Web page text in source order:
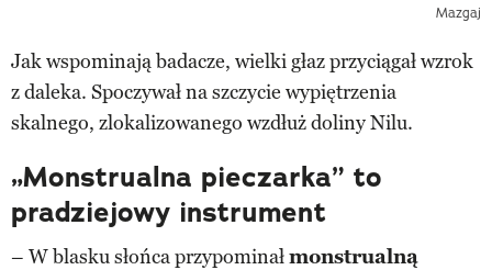
Mazgaj
Jak wspominają badacze, wielki głaz przyciągał wzrok
z daleka. Spoczywał na szczycie wypiętrzenia
skalnego, zlokalizowanego wzdłuż doliny Nilu.
„Monstrualna pieczarka” to
pradziejowy instrument
– W blasku słońca przypominałmonstrualną